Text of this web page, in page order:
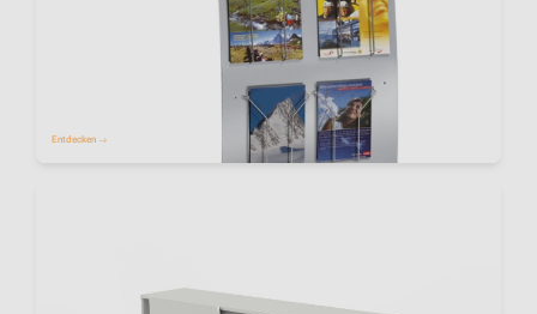
Entdecken →